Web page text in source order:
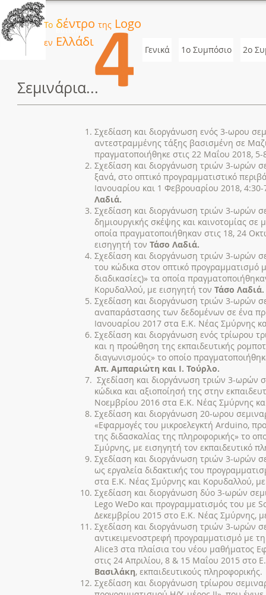
Το δέντρο της Logo
εν Ελλάδι
Button
Γενικά 1ο Συμπόσιο 2o
Σεμινάρια...
Σχεδίαση και διοργάνωση ενός 3-ωρου
αντεστραμμένης τάξης βασισμένη σε
πραγματοποιήθηκε στις 22 Μαΐου 2018,
Σχεδίαση και διοργάνωση τριών 3-ωρών
ξανά, στο οπτικό προγραμματιστικό
Ιανουαρίου και 1 Φεβρουαρίου 2018,
Λαδιά.
Σχεδίαση και διοργάνωση τριών 3-ωρών
δημιουργικής σκέψης και καινοτομίας
οποία πραγματοποιήθηκαν στις 18, 24
εισηγητή τον Τάσο Λαδιά.
Σχεδίαση και διοργάνωση τριών 3-ωρών
του κώδικα στον οπτικό προγραμματισμό
διαδικασίες)» τα οποία
Κορυδαλλού, με εισηγητή τον Τάσο Λαδιά.
Σχεδίαση και διοργάνωση τριών 3-ωρών
αναπαράστασης των δεδομένων σε ένα
Ιανουαρίου 2017 στα Ε.Κ. Νέας Σμύρνης
Σχεδίαση και διοργάνωση ενός τρίωρου
και η προώθηση της εκπαιδευτικής
διαγωνισμούς» το οποίο
Απ. Αμπαριώτη και Ι. Τούρλο.
Σχεδίαση και διοργάνωση τριών 3-ωρών
κώδικα και αξιοποίησή της στην
Νοεμβρίου 2016 στα Ε.Κ. Νέας Σμύρνης
Σχεδίαση και διοργάνωση 20-ωρου
«Εφαρμογές του μικροελεγκτή Arduino,
της διδασκαλίας της πληροφορικής» το
Σμύρνης, με εισηγητή τον εκπαιδευτικό
Σχεδίαση και διοργάνωση τριών 3-ωρών
ως εργαλεία διδακτικής του
στα Ε.Κ. Νέας Σμύρνης και Κορυδαλλού,
Σχεδίαση και διοργάνωση δύο 3-ωρών
Lego WeDo και προγραμματισμός του με
Δεκεμβρίου 2015 στο Ε.Κ. Νέας Σμύρνης,
Σχεδίαση και διοργάνωση τριών 3-ωρών
αντικειμενοστρεφή προγραμματισμό με
Alice3 στα πλαίσια του νέου μαθήματος
στις 24 Απριλίου, 8 & 15 Μαΐου 2015 στο
Βασιλάκη, εκπαιδευτικούς πληροφορικής.
Σχεδίαση και διοργάνωση τρίωρου